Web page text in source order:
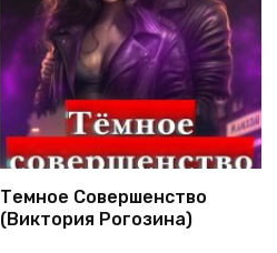
Темное Совершенство
(Виктория Рогозина)